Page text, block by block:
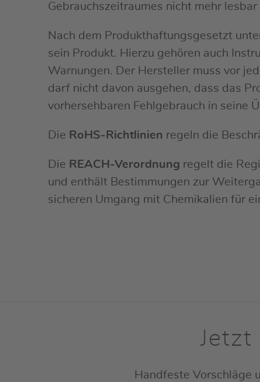
Gebrauchszeitraumes nicht mehr
Nach dem Produkthaftungsgesetzt
sein Produkt. Hierzu gehören auch
Warnungen. Der Hersteller muss vor
darf nicht davon ausgehen, dass das
vorhersehbaren Fehlgebrauch in seine
Die RoHS-Richtlinien regeln die
Die REACH-Verordnung regelt die
und enthält Bestimmungen zur
sicheren Umgang mit Chemikalien für
Jetzt
Handfeste Vorschläge